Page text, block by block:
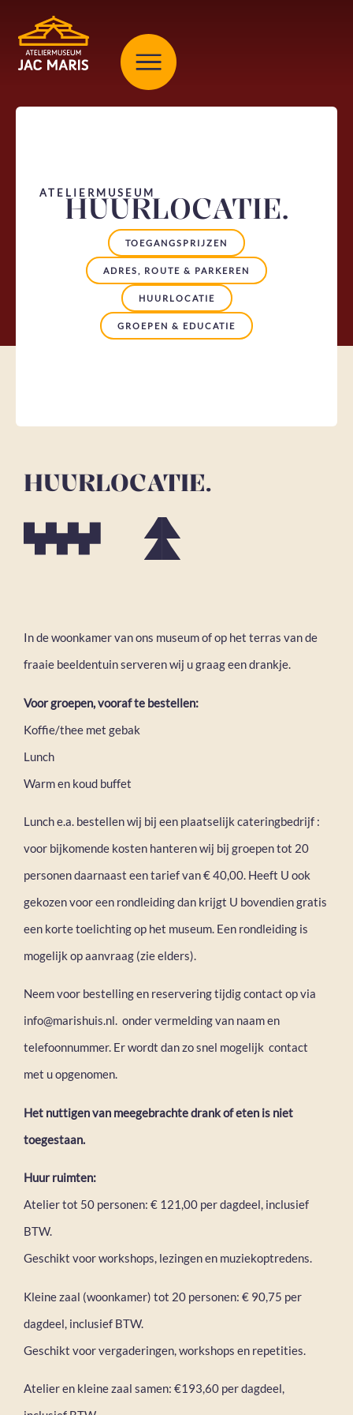
Klik hier om meer praktische informatie te lezen over het
ateliermuseum.
ATELIERMUSEUM
HUURLOCATIE.
TOEGANGSPRIJZEN
ADRES, ROUTE & PARKEREN
HUURLOCATIE
GROEPEN & EDUCATIE
HUURLOCATIE.
In de woonkamer van ons museum of op het terras van de
fraaie beeldentuin serveren wij u graag een drankje.
Voor groepen, vooraf te bestellen:
Koffie/thee met gebak
Lunch
Warm en koud buffet
Lunch e.a. bestellen wij bij een plaatselijk cateringbedrijf :
voor bijkomende kosten hanteren wij bij groepen tot 20
personen daarnaast een tarief van € 40,00. Heeft U ook
gekozen voor een rondleiding dan krijgt U bovendien gratis
een korte toelichting op het museum. Een rondleiding is
mogelijk op aanvraag (zie elders).
Neem voor bestelling en reservering tijdig contact op via
info@marishuis.nl. onder vermelding van naam en
telefoonnummer. Er wordt dan zo snel mogelijk contact
met u opgenomen.
Het nuttigen van meegebrachte drank of eten is niet
toegestaan.
Huur ruimten:
Atelier tot 50 personen: € 121,00 per dagdeel, inclusief
BTW.
Geschikt voor workshops, lezingen en muziekoptredens.
Kleine zaal (woonkamer) tot 20 personen: € 90,75 per
dagdeel, inclusief BTW.
Geschikt voor vergaderingen, workshops en repetities.
Atelier en kleine zaal samen: €193,60 per dagdeel,